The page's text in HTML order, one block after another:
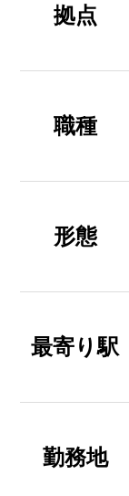
拠点
職種
形態
最寄り駅
勤務地